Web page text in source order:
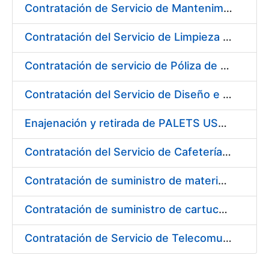
Contratación de Servicio de Mantenimiento y Conservación de Plantas y Flores en los Centros de la FNMT-RCM
Contratación del Servicio de Limpieza en la Fábrica de Papel de Seguridad de Burgos de la FNMT-RCM
Contratación de servicio de Póliza de Seguro Colectivo de Asistencia Sanitaria
Contratación del Servicio de Diseño e Implantación de la Tienda Virtual de la FNMT-RCM
Enajenación y retirada de PALETS USADOS durante 2017
Contratación del Servicio de Cafetería-Restaurante en la Sede Central de la FNMT-RCM en Madrid
Contratación de suministro de materiales para dotar de redundancia los equipos informáticos de la FNMT-RCM
Contratación de suministro de cartuchos de tinta marca "EPSON"
Contratación de Servicio de Telecomunicaciones en la Fábrica Nacional de Moneda y Timbre-Real Casa de la Moneda